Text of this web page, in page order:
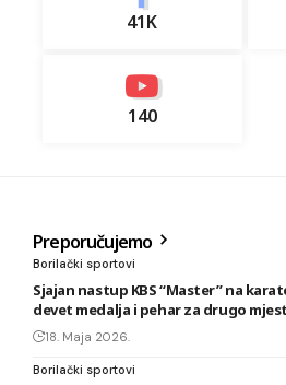
41K
140
Preporučujemo
Borilački sportovi
Sjajan nastup KBS “Master” na
devet medalja i pehar za drugo
18. Maja 2026.
Borilački sportovi